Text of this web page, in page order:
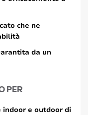
che ne
da un
PER
e outdoor di